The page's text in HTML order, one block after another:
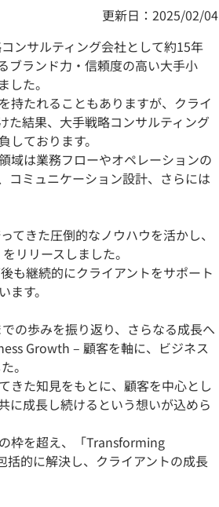
更新日：2025/02/04
ンサルティング会社として約15年
ブランド力・信頼度の高い大手小
た。
持たれることもありますが、クライ
た結果、大手戦略コンサルティング
ております。
域は業務フローやオペレーションの
コミュニケーション設計、さらには
てきた圧倒的なノウハウを活かし、
リリースしました。
も継続的にクライアントをサポート
す。
の歩みを振り返り、さらなる成長へ
Growth – 顧客を軸に、ビジネス
。
きた知見をもとに、顧客を中心とし
に成長し続けるという想いが込めら
枠を超え、「Transforming
的に解決し、クライアントの成長